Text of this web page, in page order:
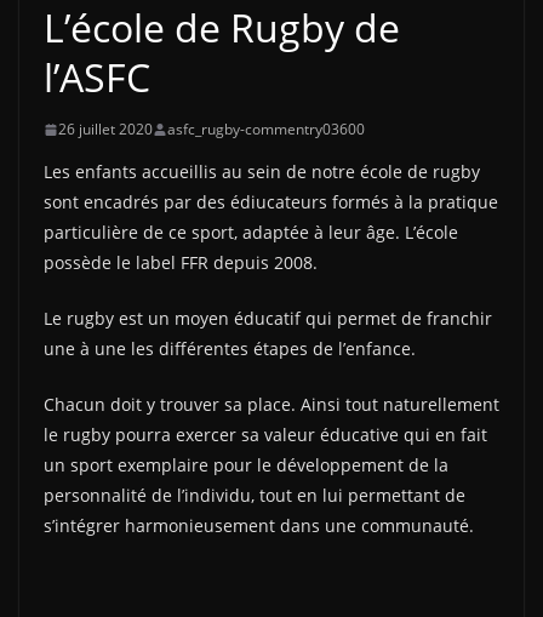
L’école de Rugby de
l’ASFC
26 juillet 2020 asfc_rugby-commentry03600
Les enfants accueillis au sein de notre école de rugby
sont encadrés par des édiucateurs formés à la pratique
particulière de ce sport, adaptée à leur âge. L’école
possède le label FFR depuis 2008.
Le rugby est un moyen éducatif qui permet de franchir
une à une les différentes étapes de l’enfance.
Chacun doit y trouver sa place. Ainsi tout naturellement
le rugby pourra exercer sa valeur éducative qui en fait
un sport exemplaire pour le développement de la
personnalité de l’individu, tout en lui permettant de
s’intégrer harmonieusement dans une communauté.